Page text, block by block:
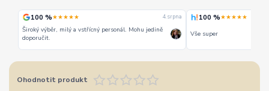
100 %★★★★★ 4. srpna
Široký výběr, milý a vstřícný personál. Mohu jedině
doporučit.
100 %★★★★★
Vše super
Ohodnotit produkt